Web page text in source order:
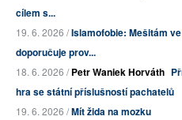
cílem s...
19. 6. 2026 /Islamofobie: Mešitám
doporučuje prov...
18. 6. 2026 /Petr Waniek Horváth
hra se státní příslušností pachatelů
19. 6. 2026 /Mít žida na mozku